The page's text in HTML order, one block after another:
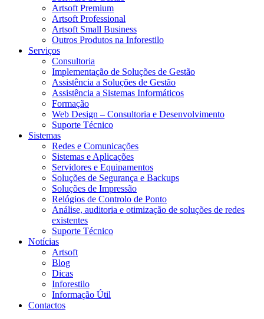
Artsoft Premium
Artsoft Professional
Artsoft Small Business
Outros Produtos na Inforestilo
Serviços
Consultoria
Implementação de Soluções de Gestão
Assistência a Soluções de Gestão
Assistência a Sistemas Informáticos
Formação
Web Design – Consultoria e Desenvolvimento
Suporte Técnico
Sistemas
Redes e Comunicações
Sistemas e Aplicações
Servidores e Equipamentos
Soluções de Segurança e Backups
Soluções de Impressão
Relógios de Controlo de Ponto
Análise, auditoria e otimização de soluções de redes
existentes
Suporte Técnico
Notícias
Artsoft
Blog
Dicas
Inforestilo
Informação Útil
Contactos